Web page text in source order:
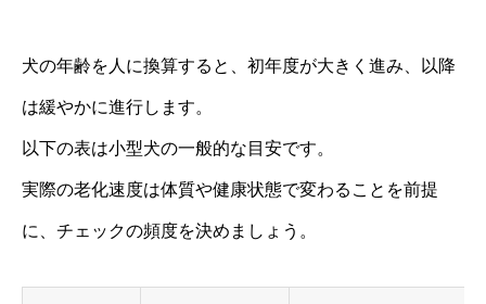
犬の年齢を人に換算すると、初年度が大きく進み、以降
は緩やかに進行します。
以下の表は小型犬の一般的な目安です。
実際の老化速度は体質や健康状態で変わることを前提
に、チェックの頻度を決めましょう。